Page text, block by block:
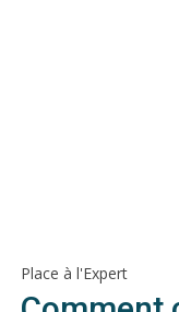
Place à l'Expert